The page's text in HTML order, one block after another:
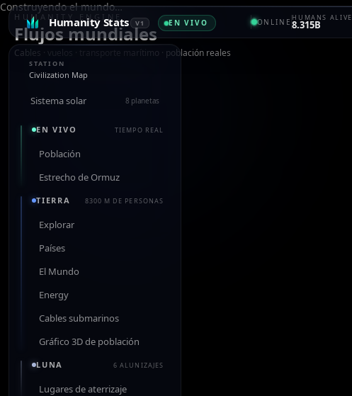
Humanity Stats V1 EN VIVO ONLINE HUMANS ALIVE
8.315B
STATION
Civilization Map
Sistema solar 8 planetas
EN VIVO TIEMPO REAL
Población
Estrecho de Ormuz
TIERRA 8300 M DE PERSONAS
Explorar
Países
El Mundo
Energy
Cables submarinos
Gráfico 3D de población
LUNA 6 ALUNIZAJES
Lugares de aterrizaje
Construyendo el mundo…
HUMANITY ENGINE
Flujos mundiales
Cables · vuelos · transporte marítimo · población reales